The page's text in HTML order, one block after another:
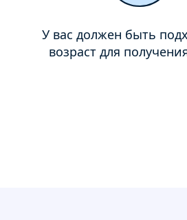
У вас должен быть
возраст для